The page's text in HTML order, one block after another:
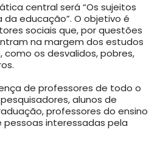
central será “Os sujeitos
educação”. O objetivo é
sociais que, por questões
na margem dos estudos
como os desvalidos, pobres,
de professores de todo o
alunos de
professores do ensino
interessadas pela